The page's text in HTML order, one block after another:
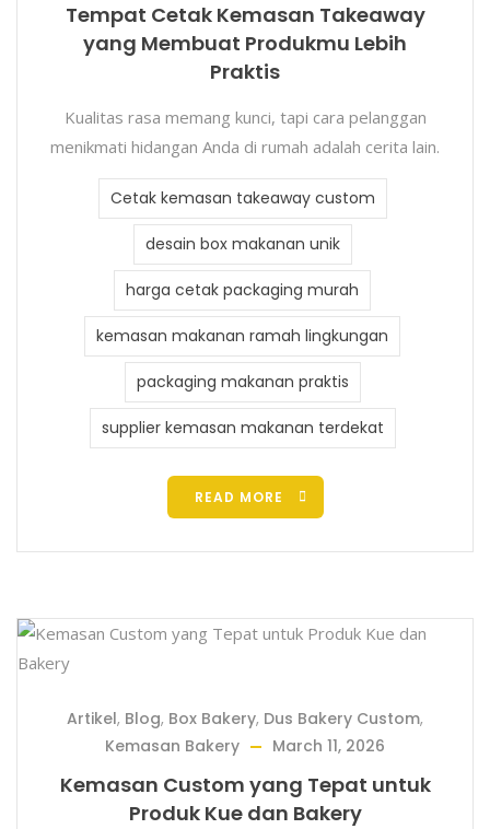
Tempat Cetak Kemasan Takeaway
yang Membuat Produkmu Lebih
Praktis
Kualitas rasa memang kunci, tapi cara pelanggan
menikmati hidangan Anda di rumah adalah cerita lain.
Cetak kemasan takeaway custom
desain box makanan unik
harga cetak packaging murah
kemasan makanan ramah lingkungan
packaging makanan praktis
supplier kemasan makanan terdekat
READ MORE
Artikel, Blog, Box Bakery, Dus Bakery Custom,
Kemasan Bakery
March 11, 2026
Kemasan Custom yang Tepat untuk
Produk Kue dan Bakery